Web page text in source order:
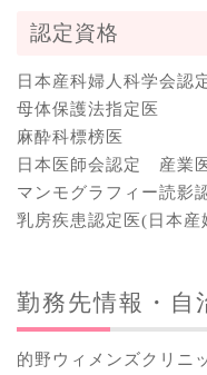
認定資格
日本産科婦人科学会
母体保護法指定医
麻酔科標榜医
日本医師会認定 産業
マンモグラフィー読影
乳房疾患認定医(日本
勤務先情報・自
的野ウィメンズクリニ